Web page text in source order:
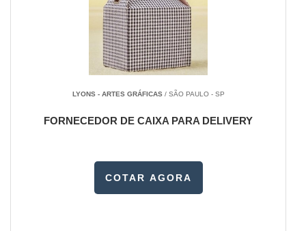
LYONS - ARTES GRÁFICAS/ SÃO PAULO - SP
FORNECEDOR DE CAIXA PARA DELIVERY
COTAR AGORA